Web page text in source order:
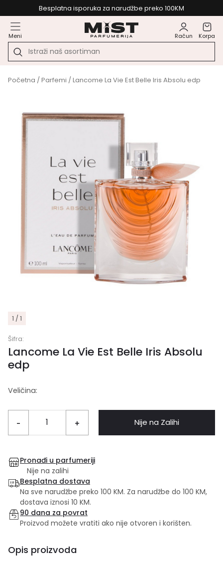
Besplatna isporuka za narudžbe preko 100KM
Meni Račun Korpa
Početna /Parfemi / Lancome La Vie Est Belle Iris Absolu edp
1 / 1
Šifra:
Lancome La Vie Est Belle Iris Absolu
edp
Veličina:
- + Nije na Zalihi
Pronađi u parfumeriji
Nije na zalihi
Besplatna dostava
Na sve narudžbe preko 100 KM. Za narudžbe do 100 KM,
dostava iznosi 10 KM.
90 dana za povrat
Proizvod možete vratiti ako nije otvoren i korišten.
Opis proizvoda